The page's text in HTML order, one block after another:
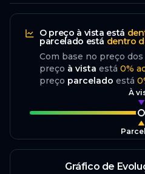
O preço à vista está
parcelado está dentro
Com base no preço
preço à vista está 0%
preço parcelado está 0
À
Gráfico de